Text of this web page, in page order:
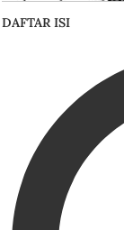
DAFTAR ISI